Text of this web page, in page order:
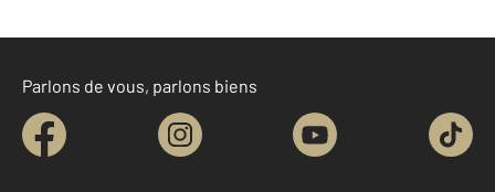
Parlons de vous, parlons biens